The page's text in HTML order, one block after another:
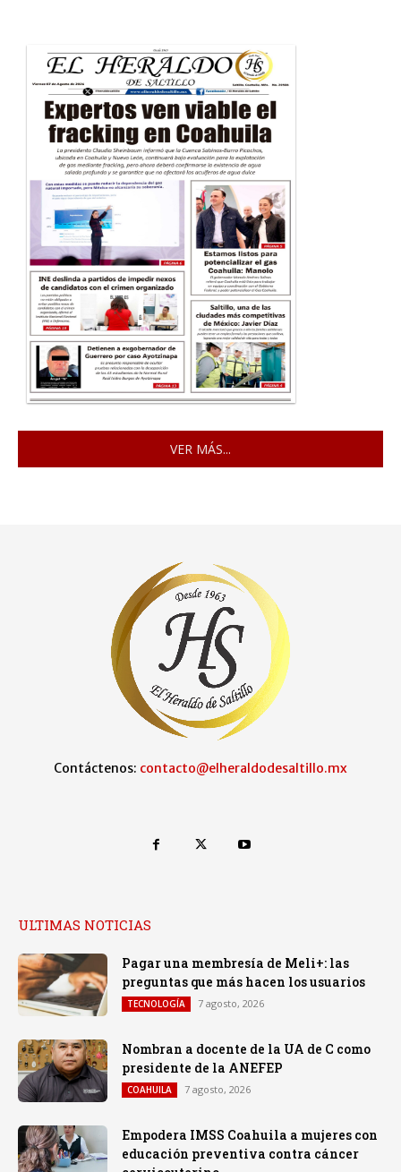
VER MÁS...
Contáctenos: contacto@elheraldodesaltillo.mx
ULTIMAS NOTICIAS
Pagar una membresía de Meli+: las
preguntas que más hacen los usuarios
TECNOLOGÍA 7 agosto, 2026
Nombran a docente de la UA de C como
presidente de la ANEFEP
COAHUILA 7 agosto, 2026
Empodera IMSS Coahuila a mujeres con
educación preventiva contra cáncer